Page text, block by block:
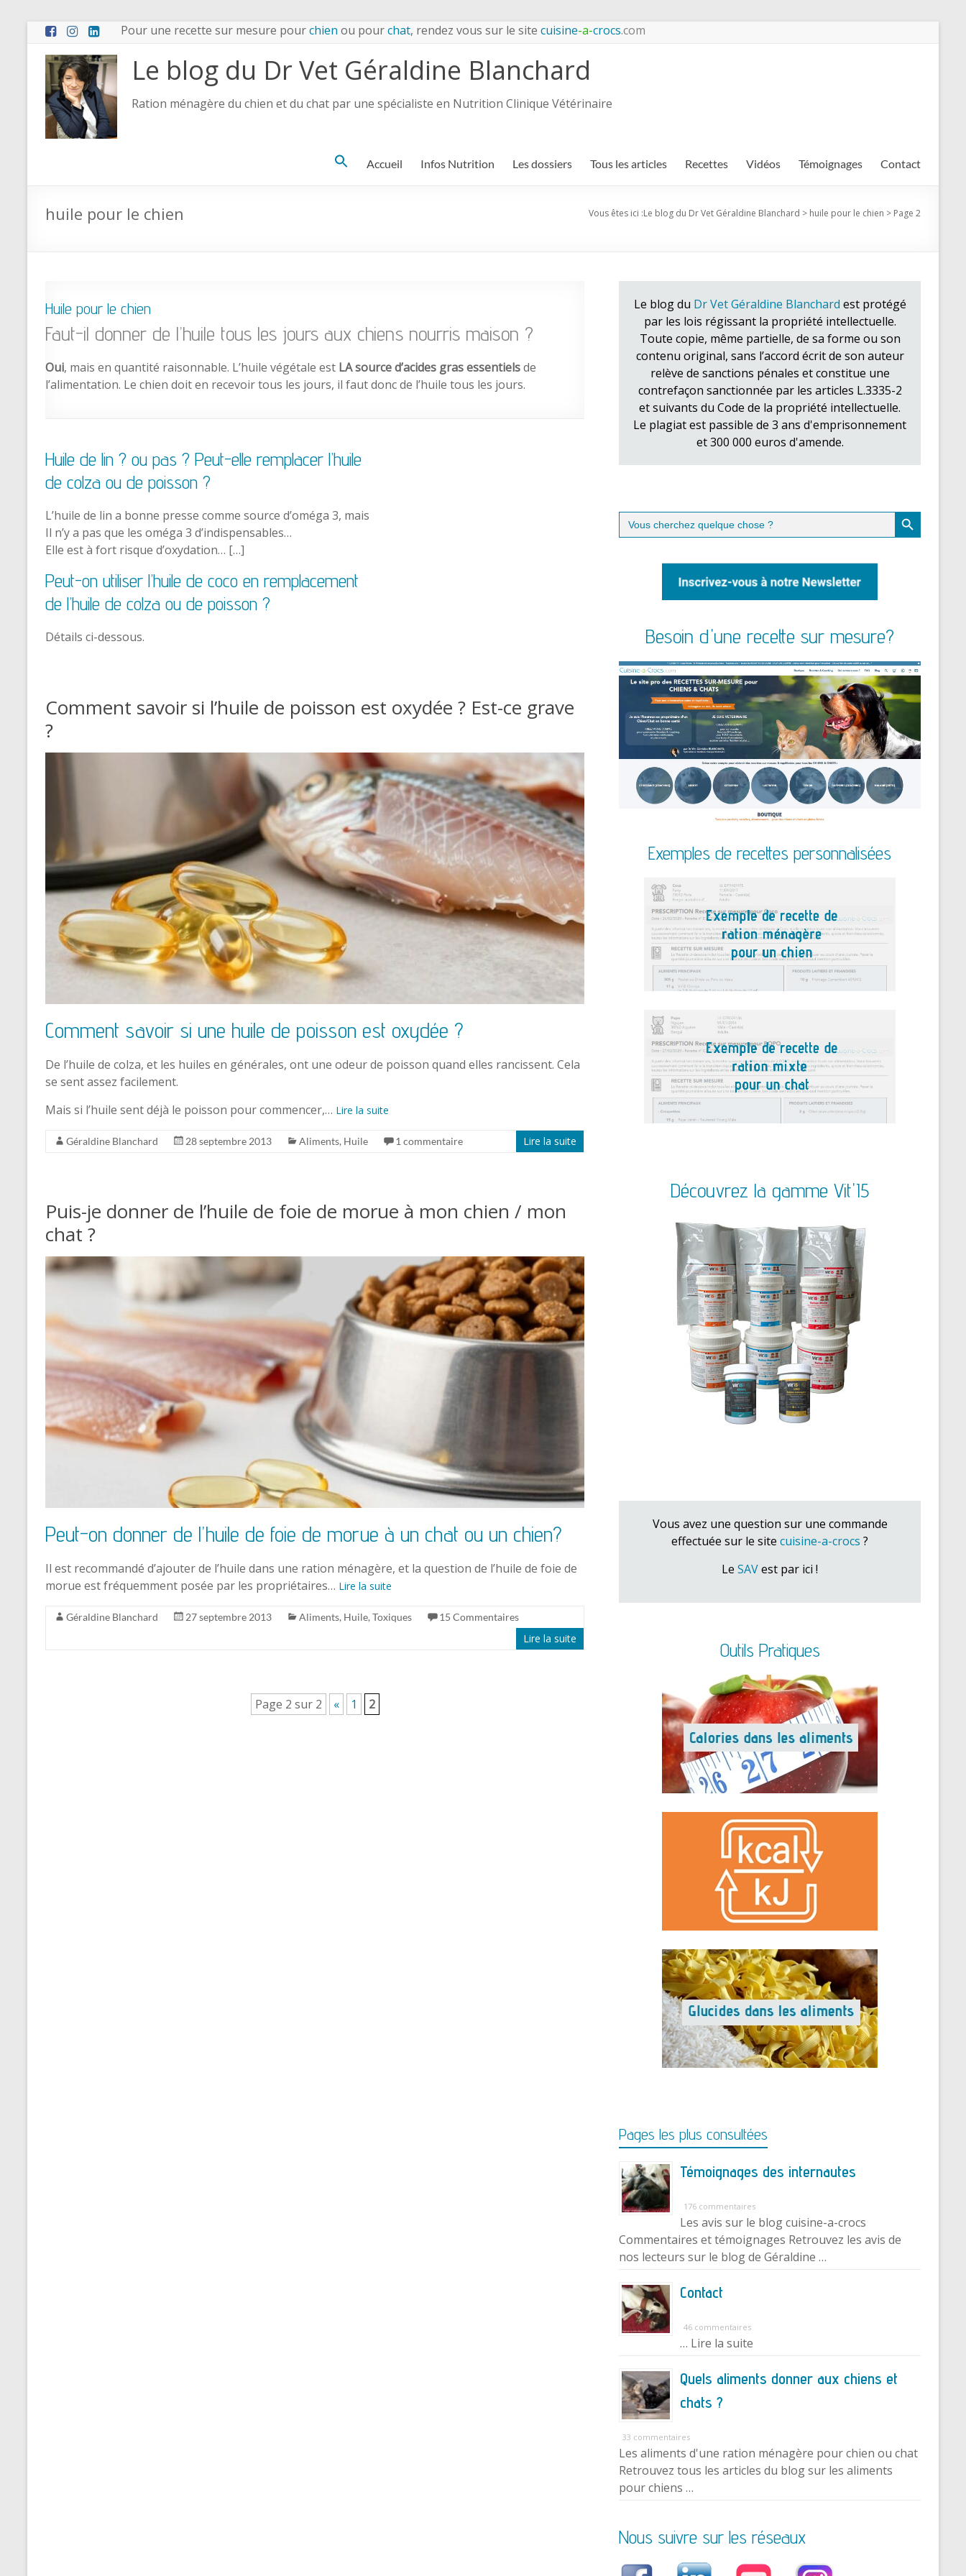
Pour une recette sur mesure pourchien ou pourchat, rendez vous sur le site cuisine-a-crocs.com
Le blog du Dr Vet Géraldine Blanchard
Ration ménagère du chien et du chat par une spécialiste en Nutrition Clinique Vétérinaire
Search Accueil Infos Nutrition Les dossiers Tous les articles Recettes Vidéos Témoignages Contact
huile pour le chien Vous êtes ici :Le blog du Dr Vet Géraldine Blanchard > huile pour le chien > Page 2
Huile pour le chien
Faut-il donner de l’huile tous les jours aux chiens nourris maison ?
Oui, mais en quantité raisonnable. L’huile végétale est LA source d’acides gras essentielsde
l’alimentation. Le chien doit en recevoir tous les jours, il faut donc de l’huile tous les jours.
Huile de lin ? ou pas ? Peut-elle remplacer l’huile
de colza ou de poisson ?
L’huile de lin a bonne presse comme source d’oméga 3, mais
Il n’y a pas que les oméga 3 d’indispensables…
Elle est à fort risque d’oxydation… […]
Peut-on utiliser l’huile de coco en remplacement
de l’huile de colza ou de poisson ?
Détails ci-dessous.
Comment savoir si l’huile de poisson est oxydée ? Est-ce grave
?
Comment savoir si une huile de poisson est oxydée ?
De l’huile de colza, et les huiles en générales, ont une odeur de poisson quand elles rancissent. Cela
se sent assez facilement.
Mais si l’huile sent déjà le poisson pour commencer,… Lire la suite
Géraldine Blanchard 28 septembre 2013 Aliments, Huile 1 commentaire Lire la suite
Puis-je donner de l’huile de foie de morue à mon chien / mon
chat ?
Peut-on donner de l’huile de foie de morue à un chat ou un chien?
Il est recommandé d’ajouter de l’huile dans une ration ménagère, et la question de l’huile de foie de
morue est fréquemment posée par les propriétaires… Lire la suite
Géraldine Blanchard 27 septembre 2013 Aliments, Huile, Toxiques 15 Commentaires
Lire la suite
Page 2 sur 2 « 1 2
Le blog du Dr Vet Géraldine Blanchard est protégé
par les lois régissant la propriété intellectuelle.
Toute copie, même partielle, de sa forme ou son
contenu original, sans l’accord écrit de son auteur
relève de sanctions pénales et constitue une
contrefaçon sanctionnée par les articles L.3335-2
et suivants du Code de la propriété intellectuelle.
Le plagiat est passible de 3 ans d'emprisonnement
et 300 000 euros d'amende.
Search
for:
Search Button
Besoin d'une recette sur mesure?
Exemples de recettes personnalisées
Découvrez la gamme Vit'I5
Vous avez une question sur une commande
effectuée sur le site cuisine-a-crocs ?
Le SAVest par ici !
Outils Pratiques
Pages les plus consultées
Témoignages des internautes
176 commentaires
Les avis sur le blog cuisine-a-crocs
Commentaires et témoignages Retrouvez les avis de
nos lecteurs sur le blog de Géraldine …
Contact
46 commentaires
… Lire la suite
Quels aliments donner aux chiens et
chats ?
33 commentaires
Les aliments d'une ration ménagère pour chien ou chat
Retrouvez tous les articles du blog sur les aliments
pour chiens …
Nous suivre sur les réseaux